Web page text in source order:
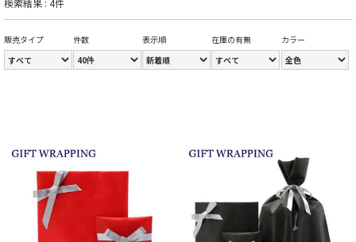
検索結果 : 4件
販売タイプ 件数 表示順 在庫の有無 カラー